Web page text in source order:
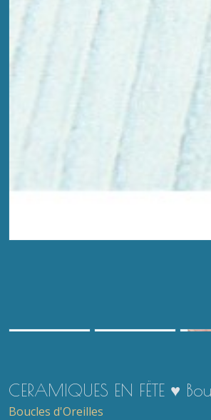
CERAMIQUES EN FËTE ♥
Boucles d'Oreilles